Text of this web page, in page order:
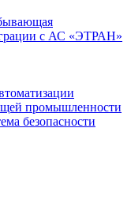
с АС «ЭТРАН»
промышленности
безопасности